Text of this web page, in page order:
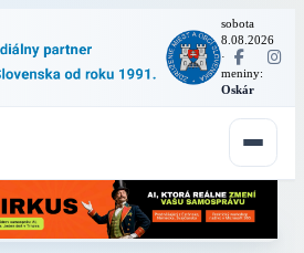
sobota
8.08.2026
·
meniny:
Oskár